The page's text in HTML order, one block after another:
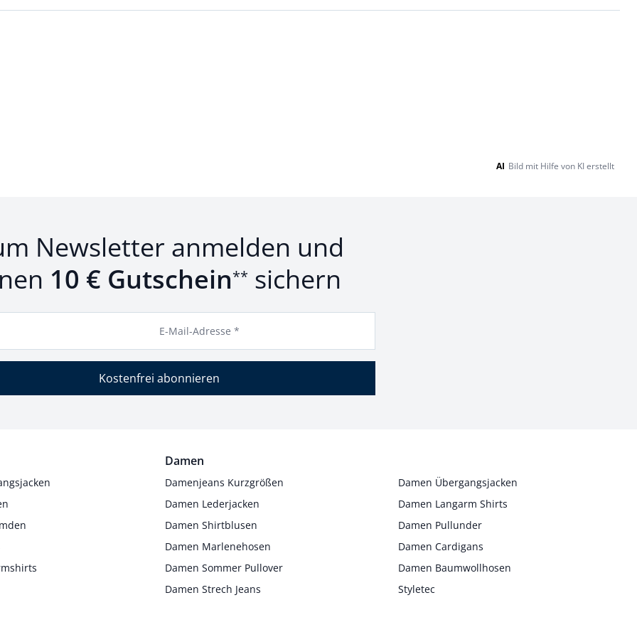
AI Bild mit Hilfe von KI erstellt
Newsletter anmelden und
10 € Gutschein** sichern
E-Mail-Adresse *
Kostenfrei abonnieren
Damen
Damenjeans Kurzgrößen
Damen Übergangsjacken
Damen Lederjacken
Damen Langarm Shirts
Damen Shirtblusen
Damen Pullunder
Damen Marlenehosen
Damen Cardigans
Damen Sommer Pullover
Damen Baumwollhosen
Damen Strech Jeans
Styletec